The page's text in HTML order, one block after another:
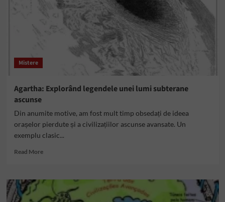
Mistere
Agartha: Explorând legendele unei lumi subterane
ascunse
Din anumite motive, am fost mult timp obsedați de ideea
orașelor pierdute și a civilizațiilor ascunse avansate. Un
exemplu clasic...
Read MoreRead
Agartha:
Explorând
legendele